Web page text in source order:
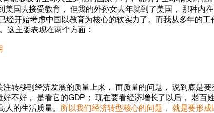
国去接受教育， 但我的外孙女去年就到了美国， 那种内
经开始考虑中国以教育为核心的软实力了。而我从多年的工
这主要表现在两个方面：
转移到经济发展的质量上来， 而质量的问题， 说到底是要
不好， 是看它的GDP； 现在要看经济增长了以后， 老百
的生活质量。
所以我们经济转型核心的问题， 就是要形